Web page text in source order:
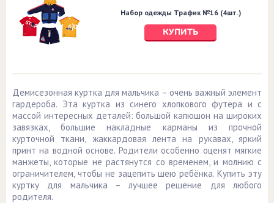
Набор одежды Трафик №16 (4шт.)
КУПИТЬ
Демисезонная куртка для мальчика – очень важный элемент
гардероба. Эта куртка из синего хлопкового футера и с
массой интересных деталей: большой капюшон на широких
завязках, большие накладные карманы из прочной
курточной ткани, жаккардовая лента на рукавах, яркий
принт на водной основе. Родители особенно оценят мягкие
манжеты, которые не растянутся со временем, и молнию с
ограничителем, чтобы не зацепить шею ребёнка. Купить эту
куртку для мальчика – лучшее решение для любого
родителя.